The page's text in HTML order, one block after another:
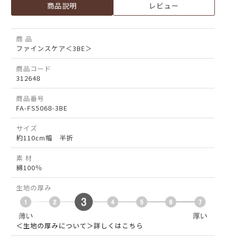
商品説明 レビュー
商 品
ファインスケア＜3BE＞
商品コード
312648
商品番号
FA-FS5068-3BE
サイズ
約110cm幅 半折
素 材
綿100％
生地の厚み
＜生地の厚みについて＞詳しくはこちら